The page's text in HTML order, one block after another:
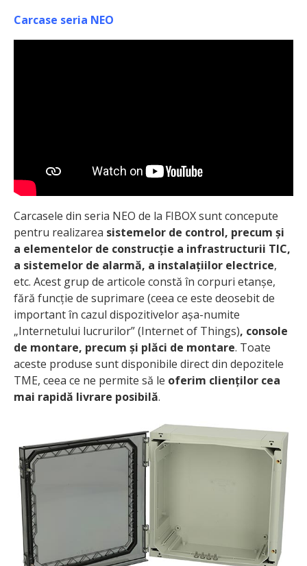
Carcase seria NEO
Carcasele din seria NEO de la FIBOX sunt concepute
pentru realizarea sistemelor de control, precum și
a elementelor de construcție a infrastructurii TIC,
a sistemelor de alarmă, a instalațiilor electrice,
etc. Acest grup de articole constă în corpuri etanșe,
fără funcție de suprimare (ceea ce este deosebit de
important în cazul dispozitivelor așa-numite
„Internetului lucrurilor” (Internet of Things), console
de montare, precum și plăci de montare. Toate
aceste produse sunt disponibile direct din depozitele
TME, ceea ce ne permite să le oferim clienților cea
mai rapidă livrare posibilă.